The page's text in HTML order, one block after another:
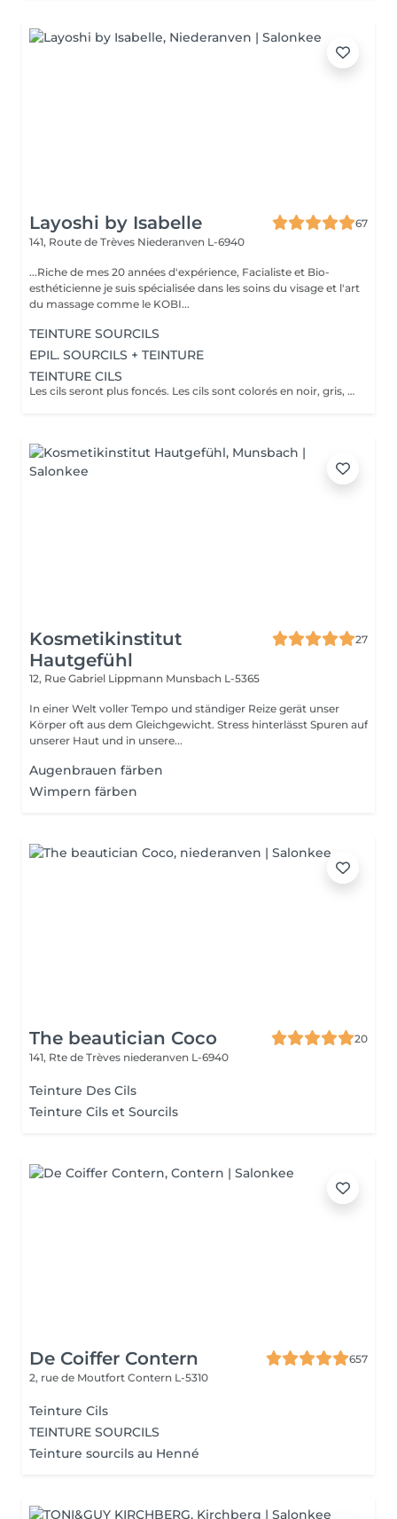
Layoshi by Isabelle
67
141, Route de Trèves Niederanven L-6940
...Riche de mes 20 années d'expérience, Facialiste et Bio-
esthéticienne je suis spécialisée dans les soins du visage et l'art
du massage comme le KOBI...
TEINTURE SOURCILS
EPIL. SOURCILS + TEINTURE
TEINTURE CILS
Les cils seront plus foncés. Les cils sont colorés en noir, gris, bleu, différents tons de brun ou blond, selon le type de cheveux et peau. L'effet durera entre 4 à 6 semaines, dépendant de la texture de vos cils.
Kosmetikinstitut
Hautgefühl
27
12, Rue Gabriel Lippmann Munsbach L-5365
In einer Welt voller Tempo und ständiger Reize gerät unser
Körper oft aus dem Gleichgewicht. Stress hinterlässt Spuren auf
unserer Haut und in unsere...
Augenbrauen färben
Wimpern färben
The beautician Coco
20
141, Rte de Trèves niederanven L-6940
Teinture Des Cils
Teinture Cils et Sourcils
De Coiffer Contern
657
2, rue de Moutfort Contern L-5310
Teinture Cils
TEINTURE SOURCILS
Teinture sourcils au Henné